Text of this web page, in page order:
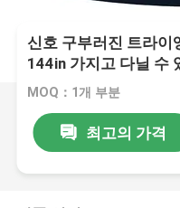
신호 구부러진 트라이
144in 가지고 다닐 수
MOQ：1개 부분
최고의 가격